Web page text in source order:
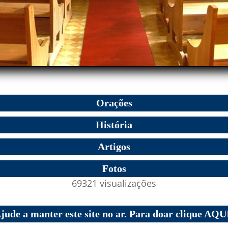
Orações
História
Artigos
Fotos
69321 visualizações
a manter este site no ar. Para doar clique